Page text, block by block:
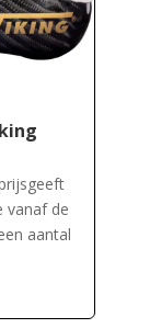
vanaf de
aantal